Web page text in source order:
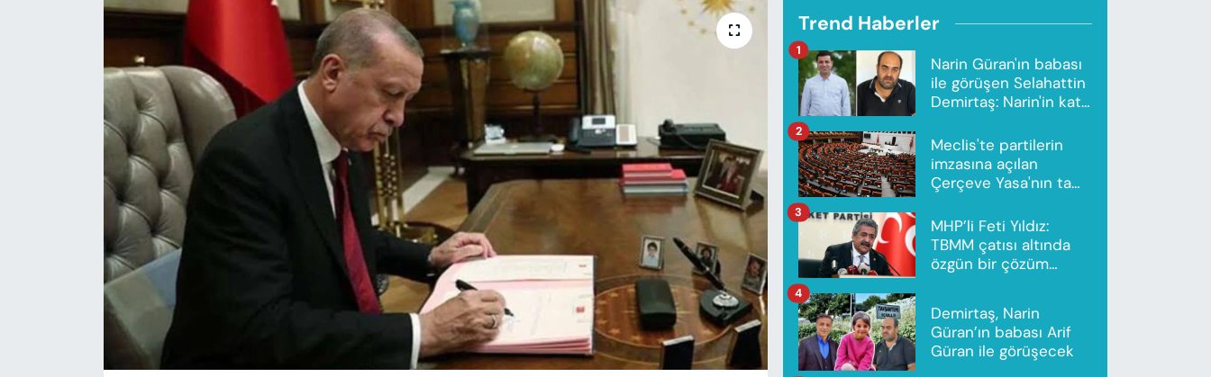
Trend Haberler
Narin Güran'ın babası
ile görüşen Selahattin
Demirtaş: Narin'in katili
1
Meclis'te partilerin
imzasına açılan
Çerçeve Yasa'nın tam
2
MHP’li Feti Yıldız:
TBMM çatısı altında
özgün bir çözüm
3
Demirtaş, Narin
Güran’ın babası Arif
Güran ile görüşecek
4
SAĞLIK
KÜLTÜR-SANAT
MAGAZİN
ÖZEL HABER
YAZAR KÖŞESİ
Haber Arşivi